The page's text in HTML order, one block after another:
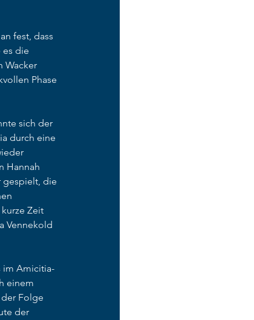
fest, dass
es die
Wacker
Phase
sich der
durch eine
Hannah
gespielt, die
Zeit
Vennekold
im Amicitia-
einem
Folge
der